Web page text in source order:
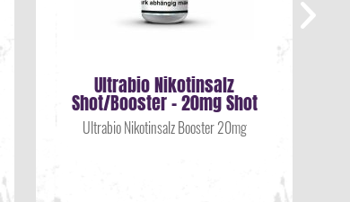
Ultrabio Nikotinsalz
Shot/Booster - 20mg Shot
Ultrabio Nikotinsalz Booster 20mg